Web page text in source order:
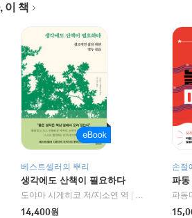
이 책
베스트셀러의 뿌리
생각에도 산책이 필요하다
도야마 시게히코 저/지소연 역
알에이치코리
14,400원
손절
파동
파동